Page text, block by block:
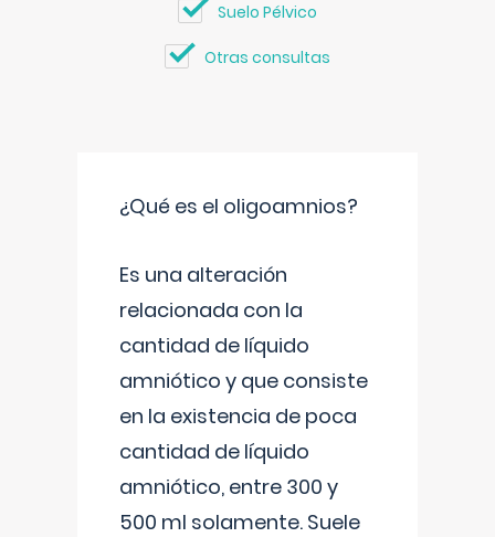
Suelo Pélvico
Otras consultas
¿Qué es el oligoamnios?
Es una alteración
relacionada con la
cantidad de líquido
amniótico y que consiste
en la existencia de poca
cantidad de líquido
amniótico, entre 300 y
500 ml solamente. Suele